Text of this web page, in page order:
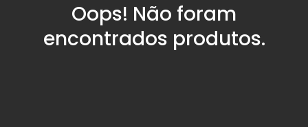
Oops! Não foram
encontrados produtos.